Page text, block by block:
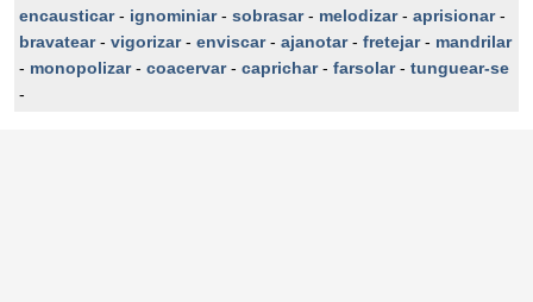
encausticar- ignominiar- sobrasar- melodizar- aprisionar-
bravatear- vigorizar- enviscar- ajanotar- fretejar- mandrilar
- monopolizar- coacervar- caprichar- farsolar- tunguear-se
-